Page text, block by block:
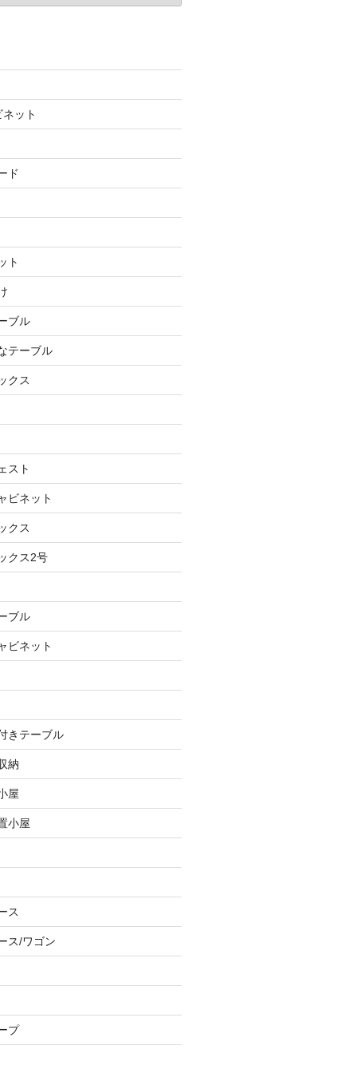
ット
ド
ト
ブル
テーブル
クス
スト
ビネット
クス
クス2号
ブル
ビネット
きテーブル
納
屋
小屋
ス
ス/ワゴン
プ